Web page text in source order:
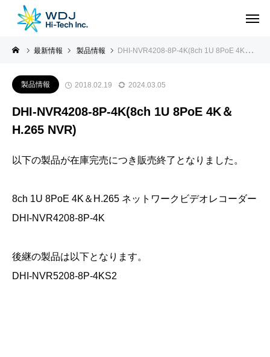
最新情報 製品情報 DHI-NVR4208-8P-4K(8ch 1U 8PoE 4K＆H.265 NVR)
製品情報 2018.02.19 2024.03.05
DHI-NVR4208-8P-4K(8ch 1U 8PoE 4K＆
H.265 NVR)
以下の製品が在庫完売につき販売終了となりました。
8ch 1U 8PoE 4K＆H.265 ネットワークビデオレコーダー
DHI-NVR4208-8P-4K
後継の製品は以下となります。
DHI-NVR5208-8P-4KS2